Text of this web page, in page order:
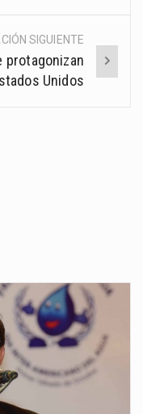
SIGUIENTE
protagonizan
Unidos